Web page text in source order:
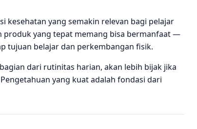
kesehatan yang semakin relevan bagi pelajar
produk yang tepat memang bisa bermanfaat —
tujuan belajar dan perkembangan fisik.
dari rutinitas harian, akan lebih bijak jika
yang kuat adalah fondasi dari